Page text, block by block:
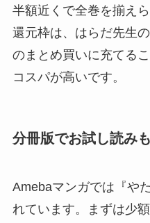
半額近くで全巻を揃え
還元枠は、はらだ先生
のまとめ買いに充てる
コスパが高いです。
分冊版でお試し読み
Amebaマンガでは『や
れています。まずは少